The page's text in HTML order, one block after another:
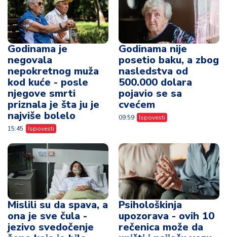
Godinama je
negovala
nepokretnog muža
kod kuće - posle
njegove smrti
priznala je šta ju je
najviše bolelo
15:45 Ispovesti
Godinama nije
posetio baku, a zbog
nasledstva od
500.000 dolara
pojavio se sa
cvećem
09:59 Ispovesti
Mislili su da spava, a
ona je sve čula -
jezivo svedočenje
Psihološkinja
upozorava - ovih 10
rečenica može da